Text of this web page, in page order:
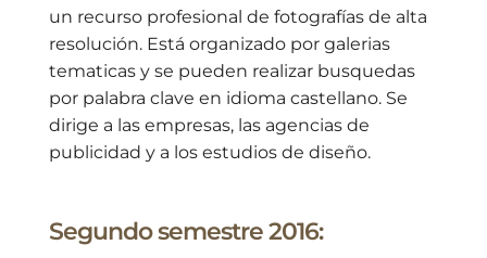
un recurso profesional de fotografías de alta
resolución. Está organizado por galerias
tematicas y se pueden realizar busquedas
por palabra clave en idioma castellano. Se
dirige a las empresas, las agencias de
publicidad y a los estudios de diseño.
Segundo semestre 2016: